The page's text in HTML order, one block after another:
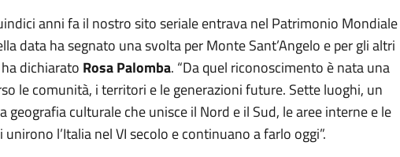
anni fa il nostro sito seriale entrava nel Patrimonio Mondiale
data ha segnato una svolta per Monte Sant’Angelo e per gli altri
dichiarato Rosa Palomba. “Da quel riconoscimento è nata una
le comunità, i territori e le generazioni future. Sette luoghi, un
geografia culturale che unisce il Nord e il Sud, le aree interne e le
l’Italia nel VI secolo e continuano a farlo oggi”.